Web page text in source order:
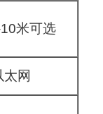
米可选
网